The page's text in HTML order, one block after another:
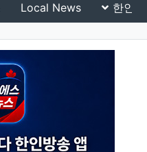
Local News 한인